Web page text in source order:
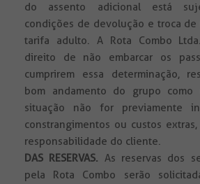
do assento adicional está
condições de devolução e troca de
tarifa adulto. A Rota Combo
direito de não embarcar os
cumprirem essa determinação,
bom andamento do grupo como
situação não for previamente
constrangimentos ou custos
responsabilidade do cliente.
DAS RESERVAS. As reservas dos
pela Rota Combo serão